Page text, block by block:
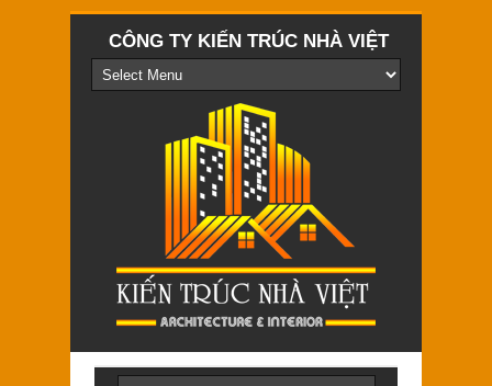
CÔNG TY KIẾN TRÚC NHÀ VIỆT